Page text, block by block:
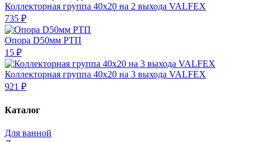
Коллекторная группа 40х20 на 2 выхода VALFEX
735 ₽
Опора D50мм РТП
15 ₽
Коллекторная группа 40х20 на 3 выхода VALFEX
921 ₽
Каталог
Для ванной